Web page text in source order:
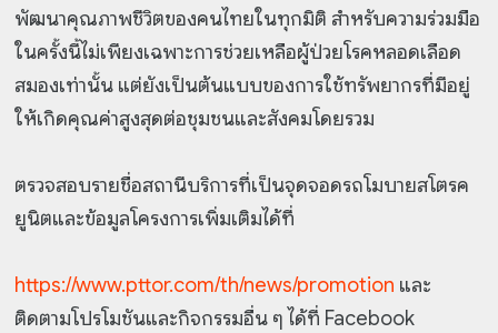
พัฒนาคุณภาพชีวิตของคนไทยในทุกมิติ สำหรับความร่วมมือ
ในครั้งนี้ไม่เพียงเฉพาะการช่วยเหลือผู้ป่วยโรคหลอดเลือด
สมองเท่านั้น แต่ยังเป็นต้นแบบของการใช้ทรัพยากรที่มีอยู่
ให้เกิดคุณค่าสูงสุดต่อชุมชนและสังคมโดยรวม
ตรวจสอบรายชื่อสถานีบริการที่เป็นจุดจอดรถโมบายสโตรค
ยูนิตและข้อมูลโครงการเพิ่มเติมได้ที่
https://www.pttor.com/th/news/promotion และ
ติดตามโปรโมชันและกิจกรรมอื่น ๆ ได้ที่ Facebook